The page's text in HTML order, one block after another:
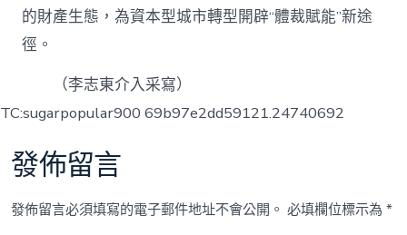
的財產生態，為資本型城市轉型開辟“體裁賦能”新途
徑。
（李志東介入采寫）
TC:sugarpopular900 69b97e2dd59121.24740692
發佈留言
發佈留言必須填寫的電子郵件地址不會公開。 必填欄位標示為*